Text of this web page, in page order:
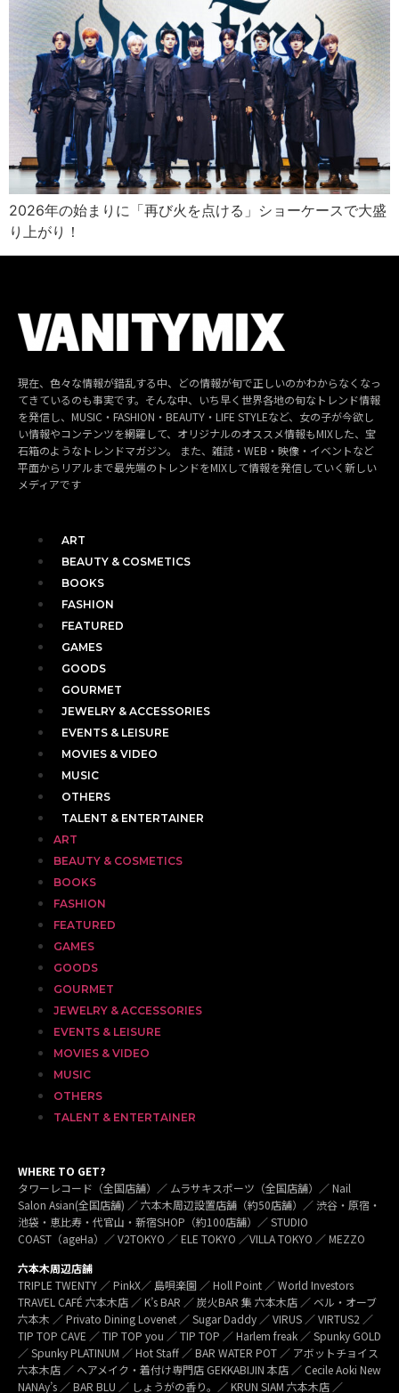
2026年の始まりに「再び火を点ける」ショーケースで大盛
り上がり！
現在、色々な情報が錯乱する中、どの情報が旬で正しいのかわからなくなっ
てきているのも事実です。そんな中、いち早く世界各地の旬なトレンド情報
を発信し、MUSIC・FASHION・BEAUTY・LIFE STYLEなど、女の子が今欲し
い情報やコンテンツを網羅して、オリジナルのオススメ情報もMIXした、宝
石箱のようなトレンドマガジン。 また、雑誌・WEB・映像・イベントなど
平面からリアルまで最先端のトレンドをMIXして情報を発信していく新しい
メディアです
ART
BEAUTY & COSMETICS
BOOKS
FASHION
FEATURED
GAMES
GOODS
GOURMET
JEWELRY & ACCESSORIES
EVENTS & LEISURE
MOVIES & VIDEO
MUSIC
OTHERS
TALENT & ENTERTAINER
ART
BEAUTY & COSMETICS
BOOKS
FASHION
FEATURED
GAMES
GOODS
GOURMET
JEWELRY & ACCESSORIES
EVENTS & LEISURE
MOVIES & VIDEO
MUSIC
OTHERS
TALENT & ENTERTAINER
WHERE TO GET?
タワーレコード（全国店舗）／ ムラサキスポーツ（全国店舗）／ Nail
Salon Asian(全国店舗) ／ 六本木周辺設置店舗（約50店舗）／ 渋谷・原宿・
池袋・恵比寿・代官山・新宿SHOP（約100店舗）／ STUDIO
COAST（ageHa）／ V2TOKYO ／ ELE TOKYO ／VILLA TOKYO ／ MEZZO
六本木周辺店舗
TRIPLE TWENTY ／ PinkX／ 島唄楽園 ／ Holl Point ／ World Investors
TRAVEL CAFÉ 六本木店 ／ K’s BAR ／ 炭火BAR 集 六本木店 ／ ベル・オーブ
六本木 ／ Privato Dining Lovenet ／ Sugar Daddy ／ VIRUS ／ VIRTUS2 ／
TIP TOP CAVE ／ TIP TOP you ／ TIP TOP ／ Harlem freak ／ Spunky GOLD
／ Spunky PLATINUM ／ Hot Staff ／ BAR WATER POT ／ アボットチョイス
六本木店 ／ ヘアメイク・着付け専門店 GEKKABIJIN 本店 ／ Cecile Aoki New
NANAy’s ／ BAR BLU ／ しょうがの香り。／ KRUN SIAM 六本木店 ／